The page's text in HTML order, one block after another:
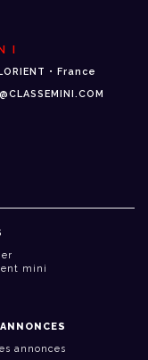
• France
mini
annonces